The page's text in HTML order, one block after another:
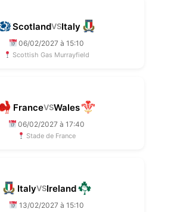
ScotlandVSItaly
06/02/2027 à 15:10
Scottish Gas Murrayfield
FranceVSWales
06/02/2027 à 17:40
Stade de France
ItalyVSIreland
13/02/2027 à 15:10